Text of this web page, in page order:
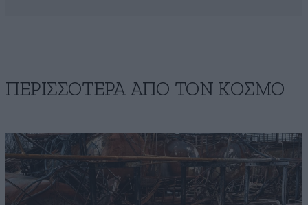
ΠΕΡΙΣΣΟΤΕΡΑ ΑΠΟ ΤΟΝ ΚΟΣΜΟ